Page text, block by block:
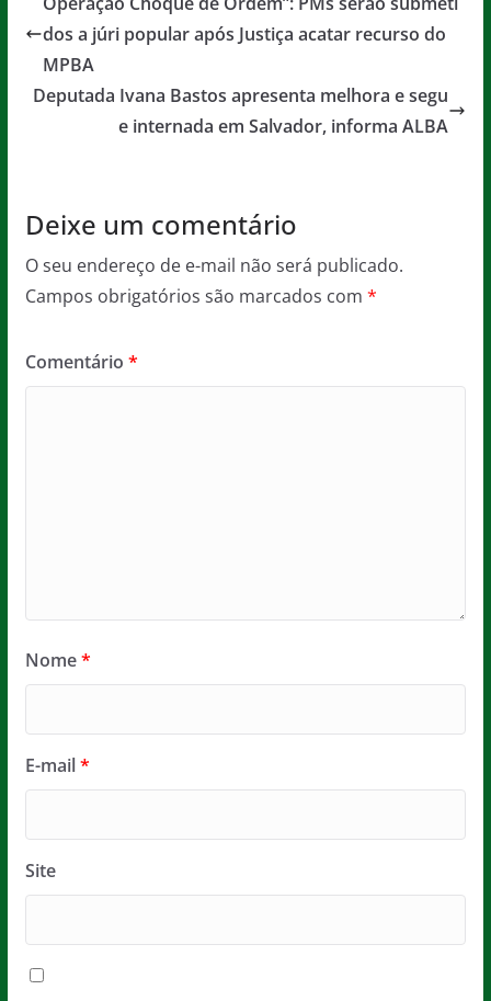
b
o
o
A
p
g
dos a júri popular após Justiça acatar recurso do
MPBA
Deputada Ivana Bastos apresenta melhora e segu
e internada em Salvador, informa ALBA
Deixe um comentário
O seu endereço de e-mail não será publicado.
Campos obrigatórios são marcados com *
Comentário *
Nome*
E-mail*
Site